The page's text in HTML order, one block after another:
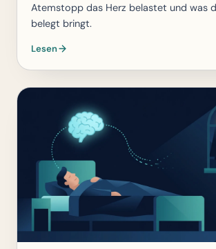
Atemstopp das Herz belastet und was
belegt bringt.
Lesen